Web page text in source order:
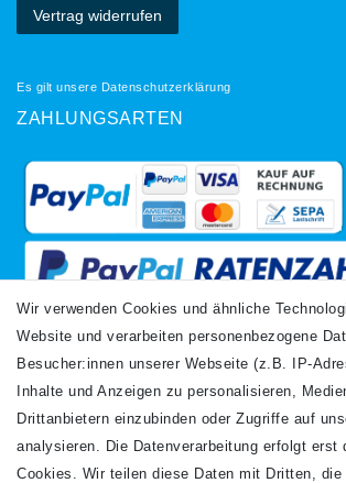
Vertrag widerrufen
Es gilt unsere Datenschutzerklärung
ZAHLUNGSARTEN
VERSANDARTEN
Wir verwenden Cookies und ähnliche
Website und verarbeiten personenbezogene
Besucher:innen unserer Webseite (z.B. IP-
Inhalte und Anzeigen zu personalisieren,
Drittanbietern einzubinden oder Zugriffe auf
analysieren. Die Datenverarbeitung erfolgt erst
Cookies. Wir teilen diese Daten mit Dritten, die